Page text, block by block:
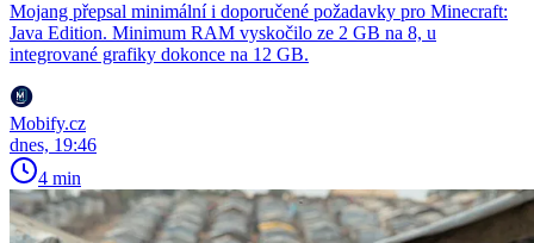
Mojang přepsal minimální i doporučené požadavky pro Minecraft:
Java Edition. Minimum RAM vyskočilo ze 2 GB na 8, u
integrované grafiky dokonce na 12 GB.
Mobify.cz
dnes, 19:46
4 min